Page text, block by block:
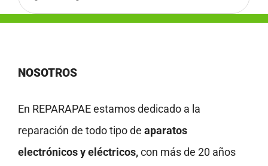
NOSOTROS
En REPARAPAE estamos dedicado a la
reparación de todo tipo de aparatos
electrónicos y eléctricos,con más de 20 años